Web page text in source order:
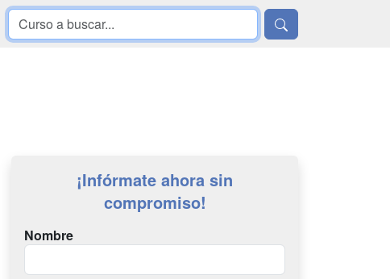
¡Infórmate ahora sin
compromiso!
Nombre